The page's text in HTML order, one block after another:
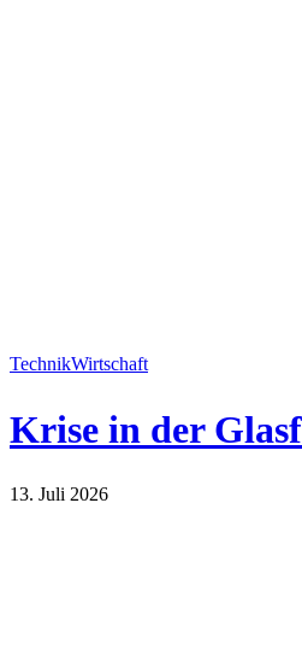
TechnikWirtschaft
Krise in der
13. Juli 2026